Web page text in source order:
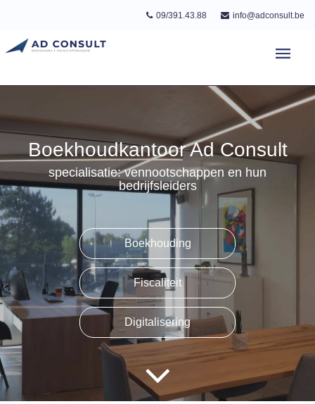
09/391.43.88 info@adconsult.be
Boekhoudkantoor Ad Consult
specialisatie: vennootschappen en hun
bedrijfsleiders
Boekhouding
Fiscaliteit
Digitalisering